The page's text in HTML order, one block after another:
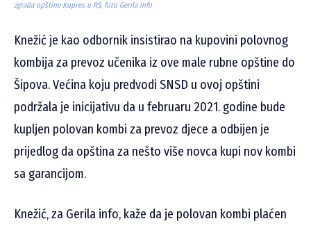
zgrada opštine Kupres u RS, foto Gerila info
Knežić je kao odbornik insistirao na kupovini polovnog
kombija za prevoz učenika iz ove male rubne opštine do
Šipova. Većina koju predvodi SNSD u ovoj opštini
podržala je inicijativu da u februaru 2021. godine bude
kupljen polovan kombi za prevoz djece a odbijen je
prijedlog da opština za nešto više novca kupi nov kombi
sa garancijom.
Knežić, za Gerila info, kaže da je polovan kombi plaćen